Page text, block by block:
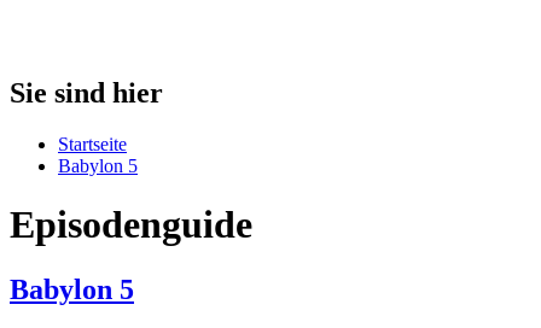
Sie sind hier
Startseite
Babylon 5
Episodenguide
Babylon 5